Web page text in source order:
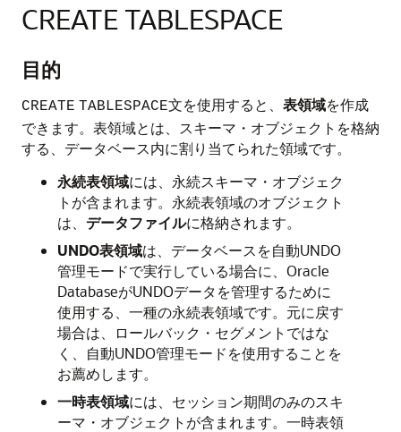
CREATE TABLESPACE
目的
CREATE TABLESPACE文を使用すると、 表領域を作成
できます。表領域とは、スキーマ・オブジェクトを格納
する、データベース内に割り当てられた領域です。
永続表領域には、永続スキーマ・オブジェク
トが含まれます。永続表領域のオブジェクト
は、 データファイルに格納されます。
UNDO表領域は、データベースを自動UNDO
管理モードで実行している場合に、Oracle
DatabaseがUNDOデータを管理するために
使用する、一種の永続表領域です。元に戻す
場合は、ロールバック・セグメントではな
く、自動UNDO管理モードを使用することを
お薦めします。
一時表領域には、セッション期間のみのスキ
ーマ・オブジェクトが含まれます。一時表領